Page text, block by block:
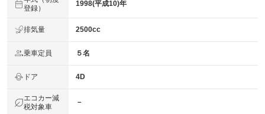
登録）
1998(平成10)年
排気量 2500cc
乗車定員 ５名
ドア 4D
エコカー減
税対象車
－